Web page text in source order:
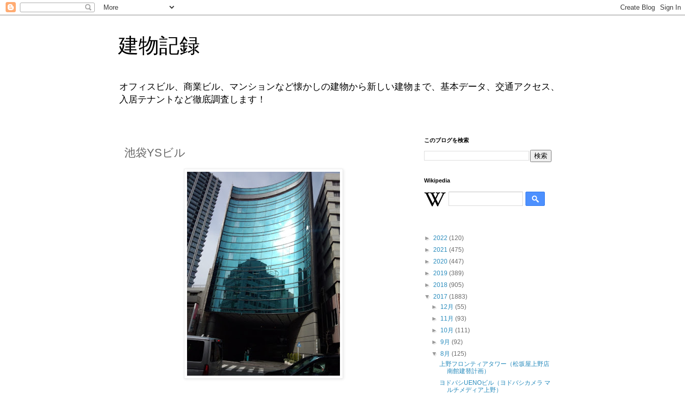
建物記録
オフィスビル、商業ビル、マンションなど懐かしの建物から新しい建物まで、基本データ、交通アクセス、
入居テナントなど徹底調査します！
池袋YSビル
このブログを検索
Wikipedia
► 2022 (120)
► 2021 (475)
► 2020 (447)
► 2019 (389)
► 2018 (905)
▼ 2017 (1883)
► 12月(55)
► 11月(93)
► 10月(111)
►9月(92)
▼8月(125)
上野フロンティアタワー（松坂屋上野店
南館建替計画）
ヨドバシUENOビル（ヨドバシカメラ マ
ルチメディア上野）